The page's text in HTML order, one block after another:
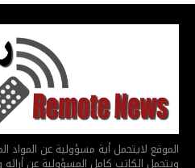
الموقع لايتحمل أية مسؤولية عن
ويتحمل الكاتب كامل المسؤولية عن